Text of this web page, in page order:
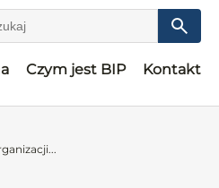
Czym jest BIP Kontakt